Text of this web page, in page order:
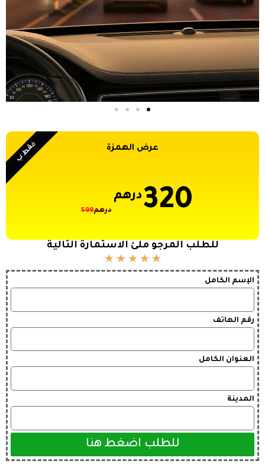
عرض الهمزة
درهم599
درهم320
ف
قط ب
للطلب المرجو ملئ الاستمارة التالية
★
★
★
★
★
الإسم الكامل
رقم الهاتف
العنوان الكامل
المدينة
للطلب اضغط هنا